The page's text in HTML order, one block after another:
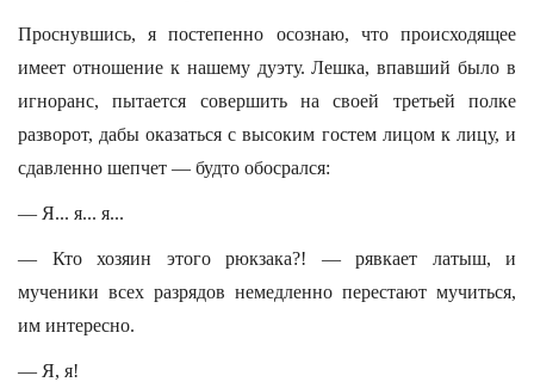
Проснувшись, я постепенно осознаю, что происходящее
имеет отношение к нашему дуэту. Лешка, впавший было в
игноранс, пытается совершить на своей третьей полке
разворот, дабы оказаться с высоким гостем лицом к лицу, и
сдавленно шепчет — будто обосрался:
— Я... я... я...
— Кто хозяин этого рюкзака?! — рявкает латыш, и
мученики всех разрядов немедленно перестают мучиться,
им интересно.
— Я, я!